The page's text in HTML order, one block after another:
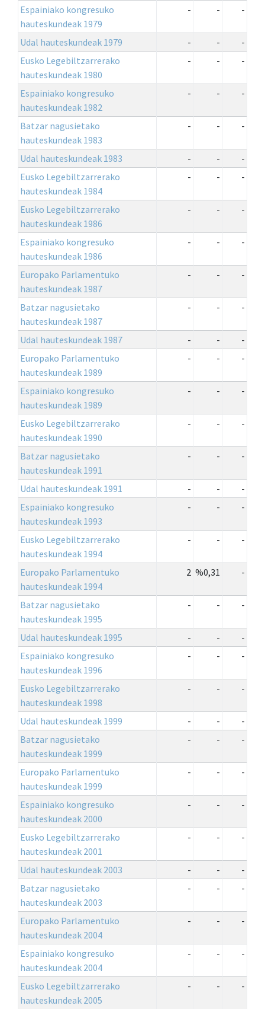
Espainiako kongresuko
hauteskundeak 1979
- - -
Udal hauteskundeak 1979 - -
-
Eusko Legebiltzarrerako
hauteskundeak 1980
- - -
Espainiako kongresuko
hauteskundeak 1982
- - -
Batzar nagusietako
hauteskundeak 1983
- - -
Udal hauteskundeak 1983 - -
-
Eusko Legebiltzarrerako
hauteskundeak 1984
- - -
Eusko Legebiltzarrerako
hauteskundeak 1986
- - -
Espainiako kongresuko
hauteskundeak 1986
- - -
Europako Parlamentuko
hauteskundeak 1987
- - -
Batzar nagusietako
hauteskundeak 1987
- - -
Udal hauteskundeak 1987 - -
-
Europako Parlamentuko
hauteskundeak 1989
- - -
Espainiako kongresuko
hauteskundeak 1989
- - -
Eusko Legebiltzarrerako
hauteskundeak 1990
- - -
Batzar nagusietako
hauteskundeak 1991
- - -
Udal hauteskundeak 1991 - -
-
Espainiako kongresuko
hauteskundeak 1993
- - -
Eusko Legebiltzarrerako
hauteskundeak 1994
- - -
Europako Parlamentuko
hauteskundeak 1994
2 %0,31 -
Batzar nagusietako
hauteskundeak 1995
- - -
Udal hauteskundeak 1995 - -
-
Espainiako kongresuko
hauteskundeak 1996
- - -
Eusko Legebiltzarrerako
hauteskundeak 1998
- - -
Udal hauteskundeak 1999 - -
-
Batzar nagusietako
hauteskundeak 1999
- - -
Europako Parlamentuko
hauteskundeak 1999
- - -
Espainiako kongresuko
hauteskundeak 2000
- - -
Eusko Legebiltzarrerako
hauteskundeak 2001
- - -
Udal hauteskundeak 2003 - -
-
Batzar nagusietako
hauteskundeak 2003
- - -
Europako Parlamentuko
hauteskundeak 2004
- - -
Espainiako kongresuko
hauteskundeak 2004
- - -
Eusko Legebiltzarrerako
hauteskundeak 2005
- - -